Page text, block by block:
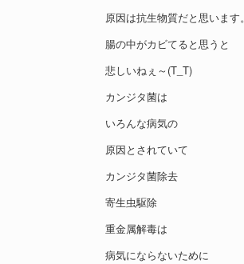
原因は抗生物質だと思います。
腸の中がカビてると思うと
悲しいねぇ～(T_T)
カンジタ菌は
いろんな病気の
原因とされていて
カンジタ菌除去
寄生虫駆除
重金属解毒は
病気にならないために